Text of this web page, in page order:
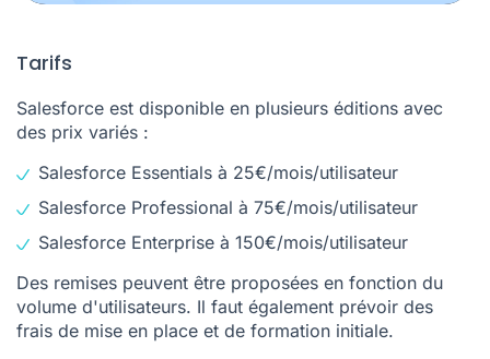
Tarifs
Salesforce est disponible en plusieurs éditions avec
des prix variés :
Salesforce Essentials à 25€/mois/utilisateur
Salesforce Professional à 75€/mois/utilisateur
Salesforce Enterprise à 150€/mois/utilisateur
Des remises peuvent être proposées en fonction du
volume d'utilisateurs. Il faut également prévoir des
frais de mise en place et de formation initiale.